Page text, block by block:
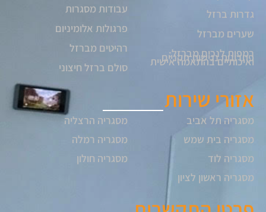
גדרות ברזל
שערים מברזל
רמפות לנכים מברזל:
פתרונות נגישות תקניים
ואיכותיים בהתאמה אישית
עבודות מסגרות
פרגולות אלומיניום
רהיטים מברזל
סולם ברזל חיצוני
אזורי שירות
מסגריה תל אביב
מסגריה בית שמש
מסגריה לוד
מסגריה ראשון לציון
מסגריה הרצליה
מסגריה רמלה
מסגריה חולון